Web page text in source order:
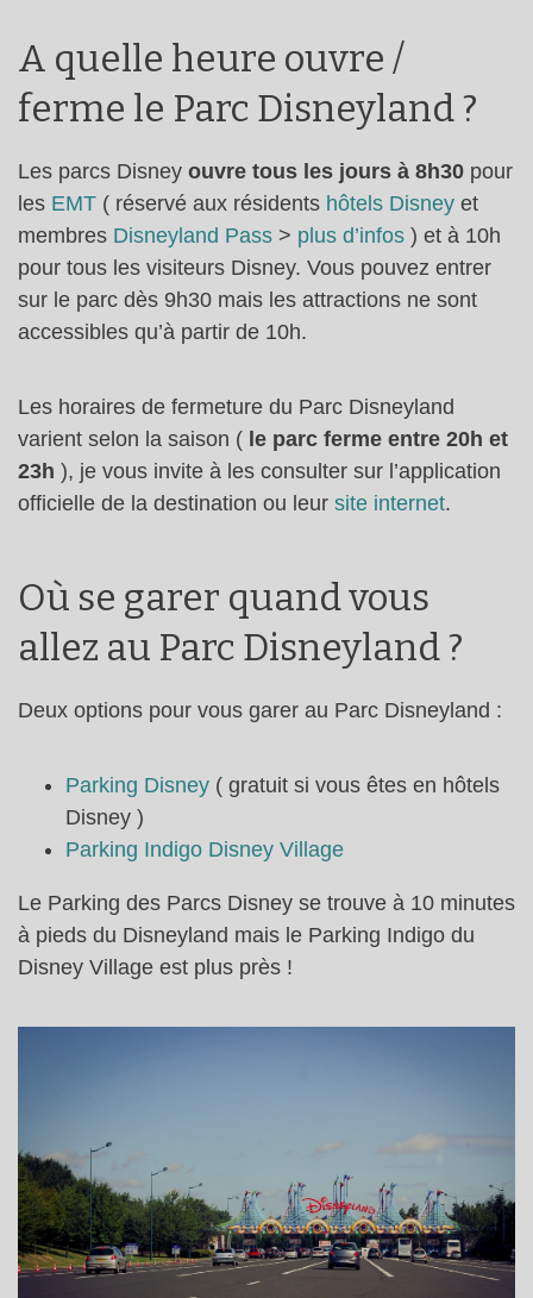
A quelle heure ouvre /
ferme le Parc Disneyland ?
Les parcs Disney ouvre tous les jours à 8h30 pour
les EMT ( réservé aux résidents hôtels Disney et
membres Disneyland Pass > plus d’infos ) et à 10h
pour tous les visiteurs Disney. Vous pouvez entrer
sur le parc dès 9h30 mais les attractions ne sont
accessibles qu’à partir de 10h.
Les horaires de fermeture du Parc Disneyland
varient selon la saison ( le parc ferme entre 20h et
23h ), je vous invite à les consulter sur l’application
officielle de la destination ou leur site internet.
Où se garer quand vous
allez au Parc Disneyland ?
Deux options pour vous garer au Parc Disneyland :
Parking Disney ( gratuit si vous êtes en hôtels
Disney )
Parking Indigo Disney Village
Le Parking des Parcs Disney se trouve à 10 minutes
à pieds du Disneyland mais le Parking Indigo du
Disney Village est plus près !